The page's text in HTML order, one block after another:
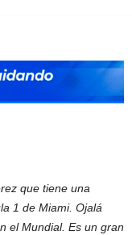
que tiene una
1 de Miami. Ojalá
el Mundial. Es un gran